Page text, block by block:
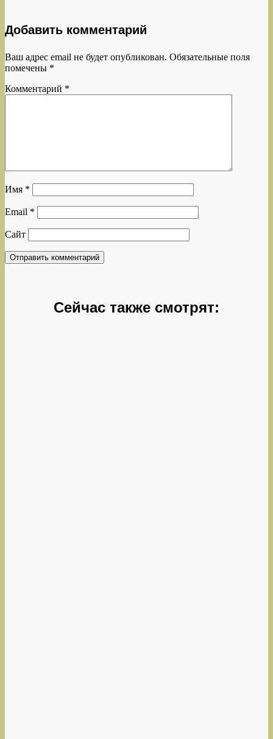
Добавить комментарий
Ваш адрес email не будет опубликован. Обязательные поля
помечены *
Комментарий *
Имя *
Email *
Сайт
Сейчас также смотрят: